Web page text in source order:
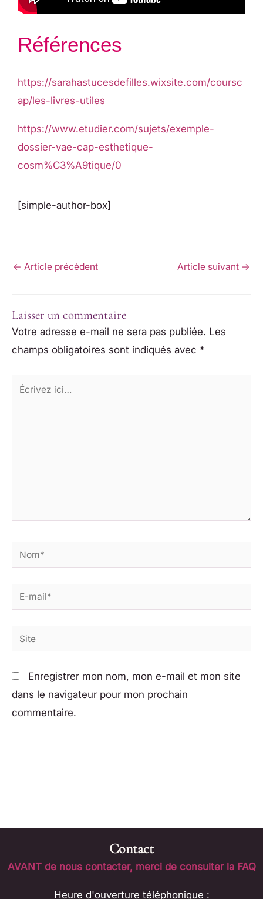
Références
https://sarahastucesdefilles.wixsite.com/coursc
ap/les-livres-utiles
https://www.etudier.com/sujets/exemple-
dossier-vae-cap-esthetique-
cosm%C3%A9tique/0
[simple-author-box]
← Article précédent Article suivant →
Laisser un commentaire
Votre adresse e-mail ne sera pas publiée. Les
champs obligatoires sont indiqués avec *
Écrivez
Nom*
E-
mail*
Site
Enregistrer mon nom, mon e-mail et mon site
dans le navigateur pour mon prochain
commentaire.
Contact
AVANT de nous contacter, merci de consulter la FAQ
Heure d'ouverture téléphonique :